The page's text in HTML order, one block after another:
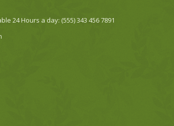
24 Hours a day: (555) 343 456 7891